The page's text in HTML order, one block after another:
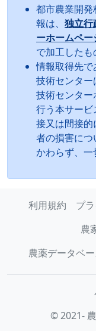
都市農業開
報は、 独立行
ーホームペー
で加工したも
情報取得先
技術センタ
技術センタ
行う本サー
接又は間接
者の損害に
かわらず、一
利用規約 プ
農
農薬データベ
© 2021-